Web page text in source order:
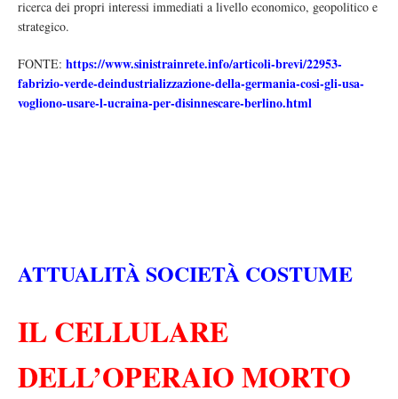
ricerca dei propri interessi immediati a livello economico, geopolitico e
strategico.
FONTE: https://www.sinistrainrete.info/articoli-brevi/22953-
fabrizio-verde-deindustrializzazione-della-germania-cosi-gli-usa-
vogliono-usare-l-ucraina-per-disinnescare-berlino.html
ATTUALITÀ SOCIETÀ COSTUME
IL CELLULARE
DELL’OPERAIO MORTO